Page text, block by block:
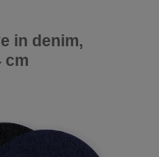
in denim,
cm